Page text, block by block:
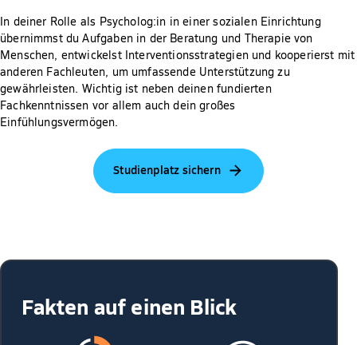
In deiner Rolle als Psycholog:in in einer sozialen Einrichtung
übernimmst du Aufgaben in der Beratung und Therapie von
Menschen, entwickelst Interventionsstrategien und kooperierst mit
anderen Fachleuten, um umfassende Unterstützung zu
gewährleisten. Wichtig ist neben deinen fundierten
Fachkenntnissen vor allem auch dein großes
Einfühlungsvermögen.
Studienplatz sichern
Fakten auf einen Blick